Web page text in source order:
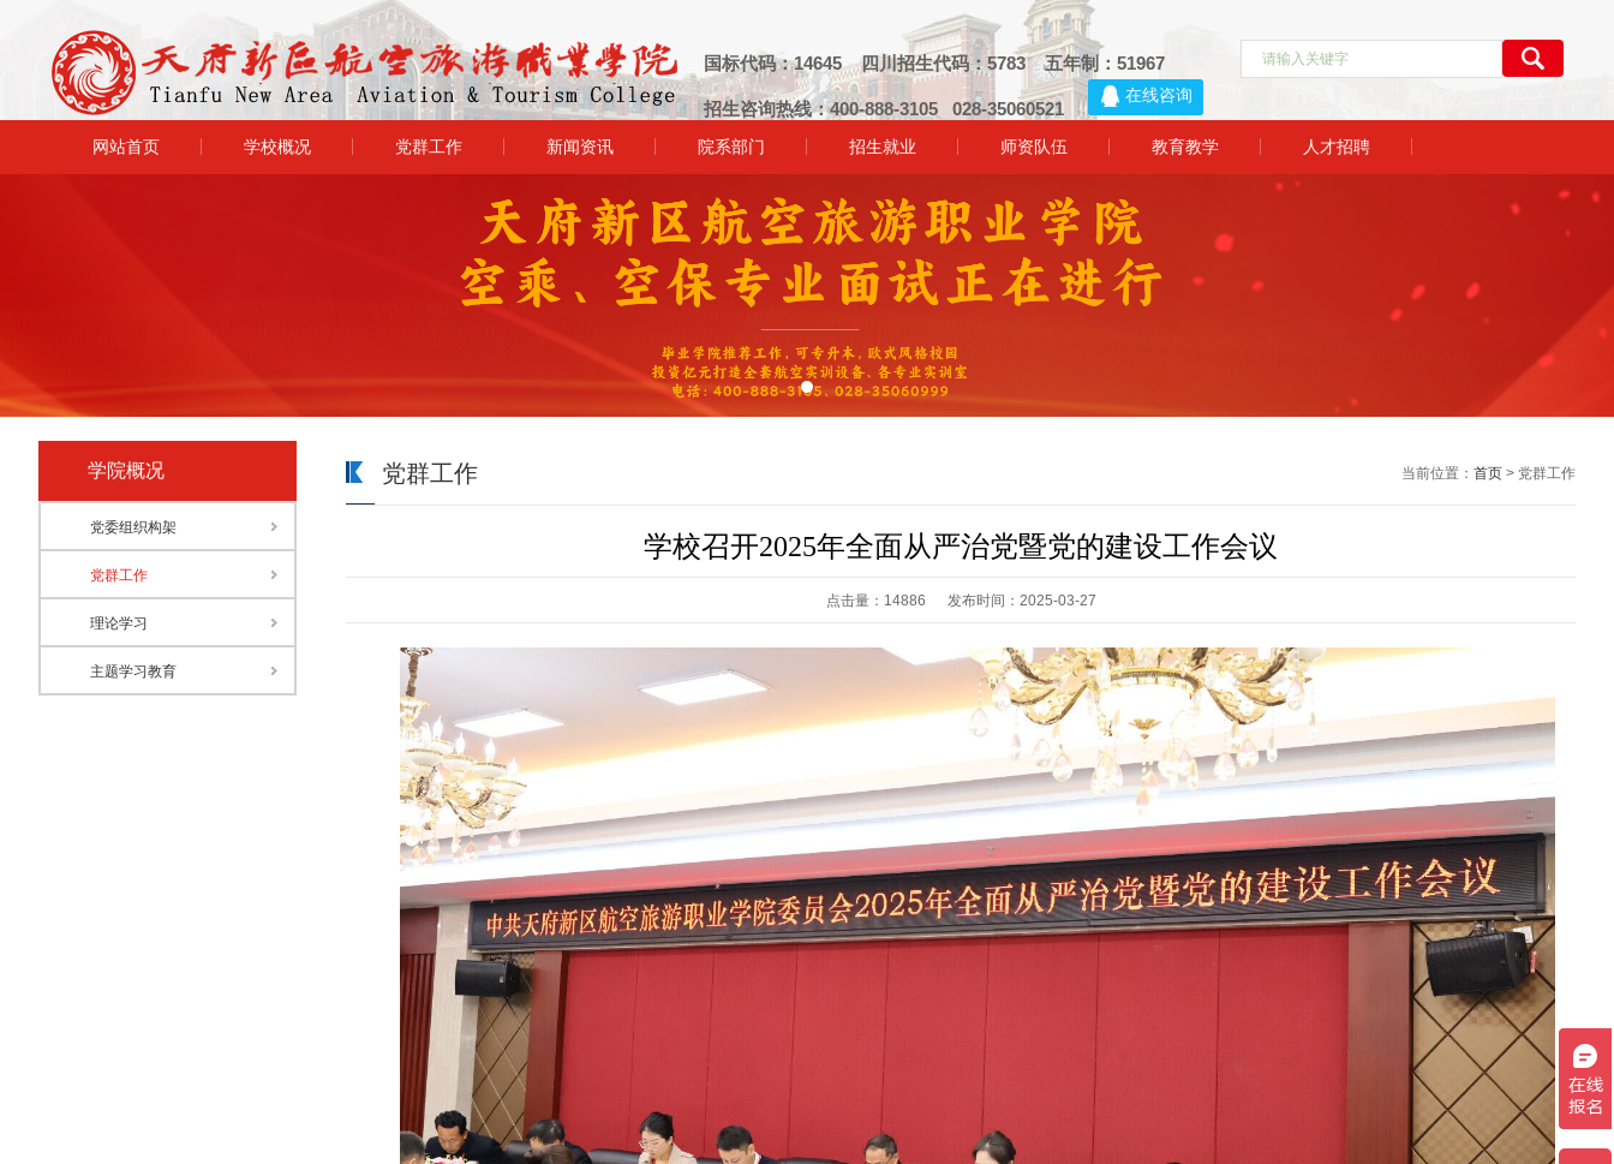
国标代码：14645 四川招生代码：5783 五年制：51967
招生咨询热线：400-888-3105 028-35060521
网站首页 学校概况 党群工作 新闻资讯 院系部门 招生就业 师资队伍 教育教学 人才招聘
学院概况
党委组织构架
党群工作
理论学习
主题学习教育
党群工作 当前位置： 首页 > 党群工作
学校召开2025年全面从严治党暨党的建设工作会议
点击量：14886 发布时间：2025-03-27